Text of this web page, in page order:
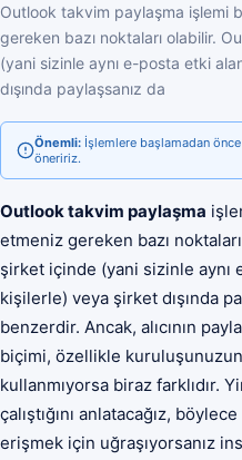
Outlook takvim paylaşma işlemi
gereken bazı noktaları olabilir.
(yani sizinle aynı e-posta etki
dışında paylaşsanız da
Önemli: İşlemlere başlamadan
öneririz.
Outlook takvim paylaşma
etmeniz gereken bazı
şirket içinde (yani sizinle aynı
kişilerle) veya şirket dışında
benzerdir. Ancak, alıcının
biçimi, özellikle
kullanmıyorsa biraz farklıdır.
çalıştığını anlatacağız,
erişmek için uğraşıyorsanız